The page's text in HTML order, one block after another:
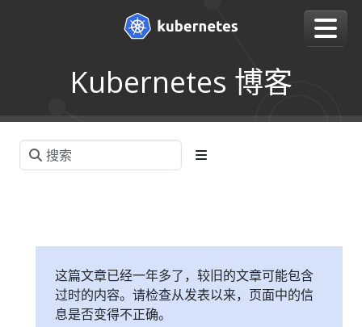
Kubernetes 博客
这篇文章已经一年多了，较旧的文章可能包含
过时的内容。请检查从发表以来，页面中的信
息是否变得不正确。